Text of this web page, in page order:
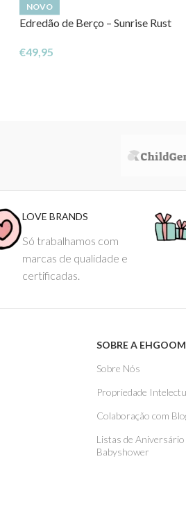
NOVO
Edredão de Berço – Sunrise Rust
€49,95
LOVE BRANDS
Só trabalhamos com
marcas de qualidade e
certificadas.
SOBRE A EHGOOM
Sobre Nós
Propriedade
Colaboração com
Listas de Aniversário
Babyshower